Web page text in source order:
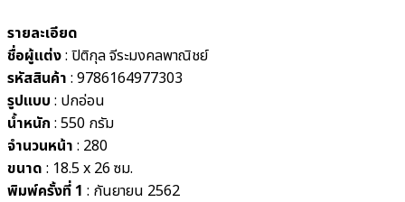
รายละเอียด
ชื่อผู้แต่ง: ปิติกุล จีระมงคลพาณิชย์
รหัสสินค้า : 9786164977303
รูปแบบ : ปกอ่อน
น้ำหนัก : 550 กรัม
จำนวนหน้า : 280
ขนาด : 18.5 x 26 ซม.
พิมพ์ครั้งที่ 1 : กันยายน 2562